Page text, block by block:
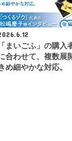
「まいごふ」の購入
合わせて、複数展
め細やかな対応。